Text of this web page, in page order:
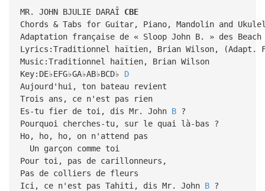
MR. JOHN BJULIE DARAÎ CBE
Chords & Tabs for Guitar, Piano, Mandolin and
Adaptation française de « Sloop John B. » des Beach
Lyrics:Traditionnel haïtien, Brian Wilson, (Adapt.
Music:Traditionnel haïtien, Brian Wilson
Key:DE♭EFG♭GA♭AB♭BCD♭ D
Aujourd'hui, ton bateau revient
Trois ans, ce n'est pas rien
Es-tu fier de toi, dis Mr. John B?
Pourquoi cherches-tu, sur le quai là-bas ?
Ho, ho, ho, on n'attend pas
Un garçon comme toi
Pour toi, pas de carillonneurs,
Pas de colliers de fleurs
Ici, ce n'est pas Tahiti, dis Mr. John B?